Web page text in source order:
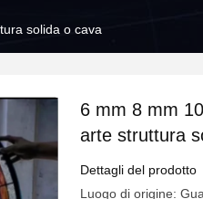
solida o cava
6 mm 8 mm
arte struttura
Dettagli del prodotto
Luogo di origine: